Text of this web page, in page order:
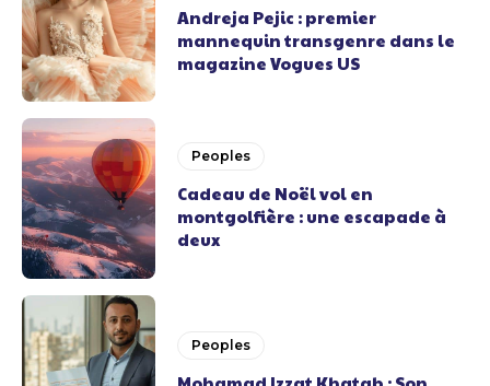
Andreja Pejic : premier
mannequin transgenre dans le
magazine Vogues US
Peoples
Cadeau de Noël vol en
montgolfière : une escapade à
deux
Peoples